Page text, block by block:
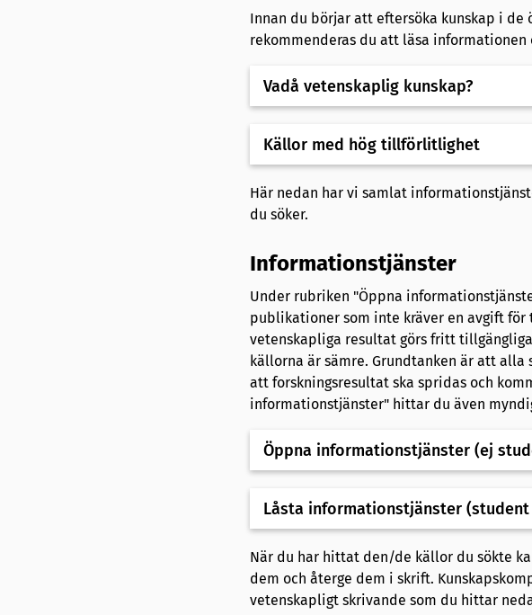
Innan du börjar att eftersöka kunskap i
rekommenderas du att läsa
Vadå vetenskaplig kunskap?
Källor med hög tillförlitlighet
Här nedan har vi samlat
du söker.
Informationstjänster
Under rubriken "Öppna
publikationer som inte kräver en avgift
vetenskapliga resultat görs fritt
källorna är sämre. Grundtanken är att
att forskningsresultat ska spridas och
informationstjänster" hittar du även
Öppna informationstjänster (ej
Låsta informationstjänster (student
När du har hittat den/de källor du sökte
dem och återge dem i skrift.
vetenskapligt skrivande som du hittar